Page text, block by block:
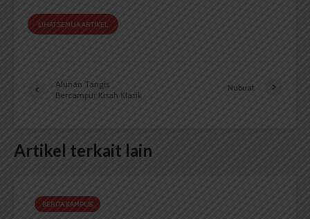
LIHAT SEMUA ARTIKEL
Alunan Tangis
Bercampur Kisah Klasik
Nubuat
Artikel terkait lain
BERITA KAMPUS